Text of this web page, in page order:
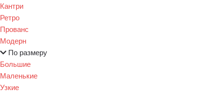
Кантри
Ретро
Прованс
Модерн
По размеру
Большие
Маленькие
Узкие